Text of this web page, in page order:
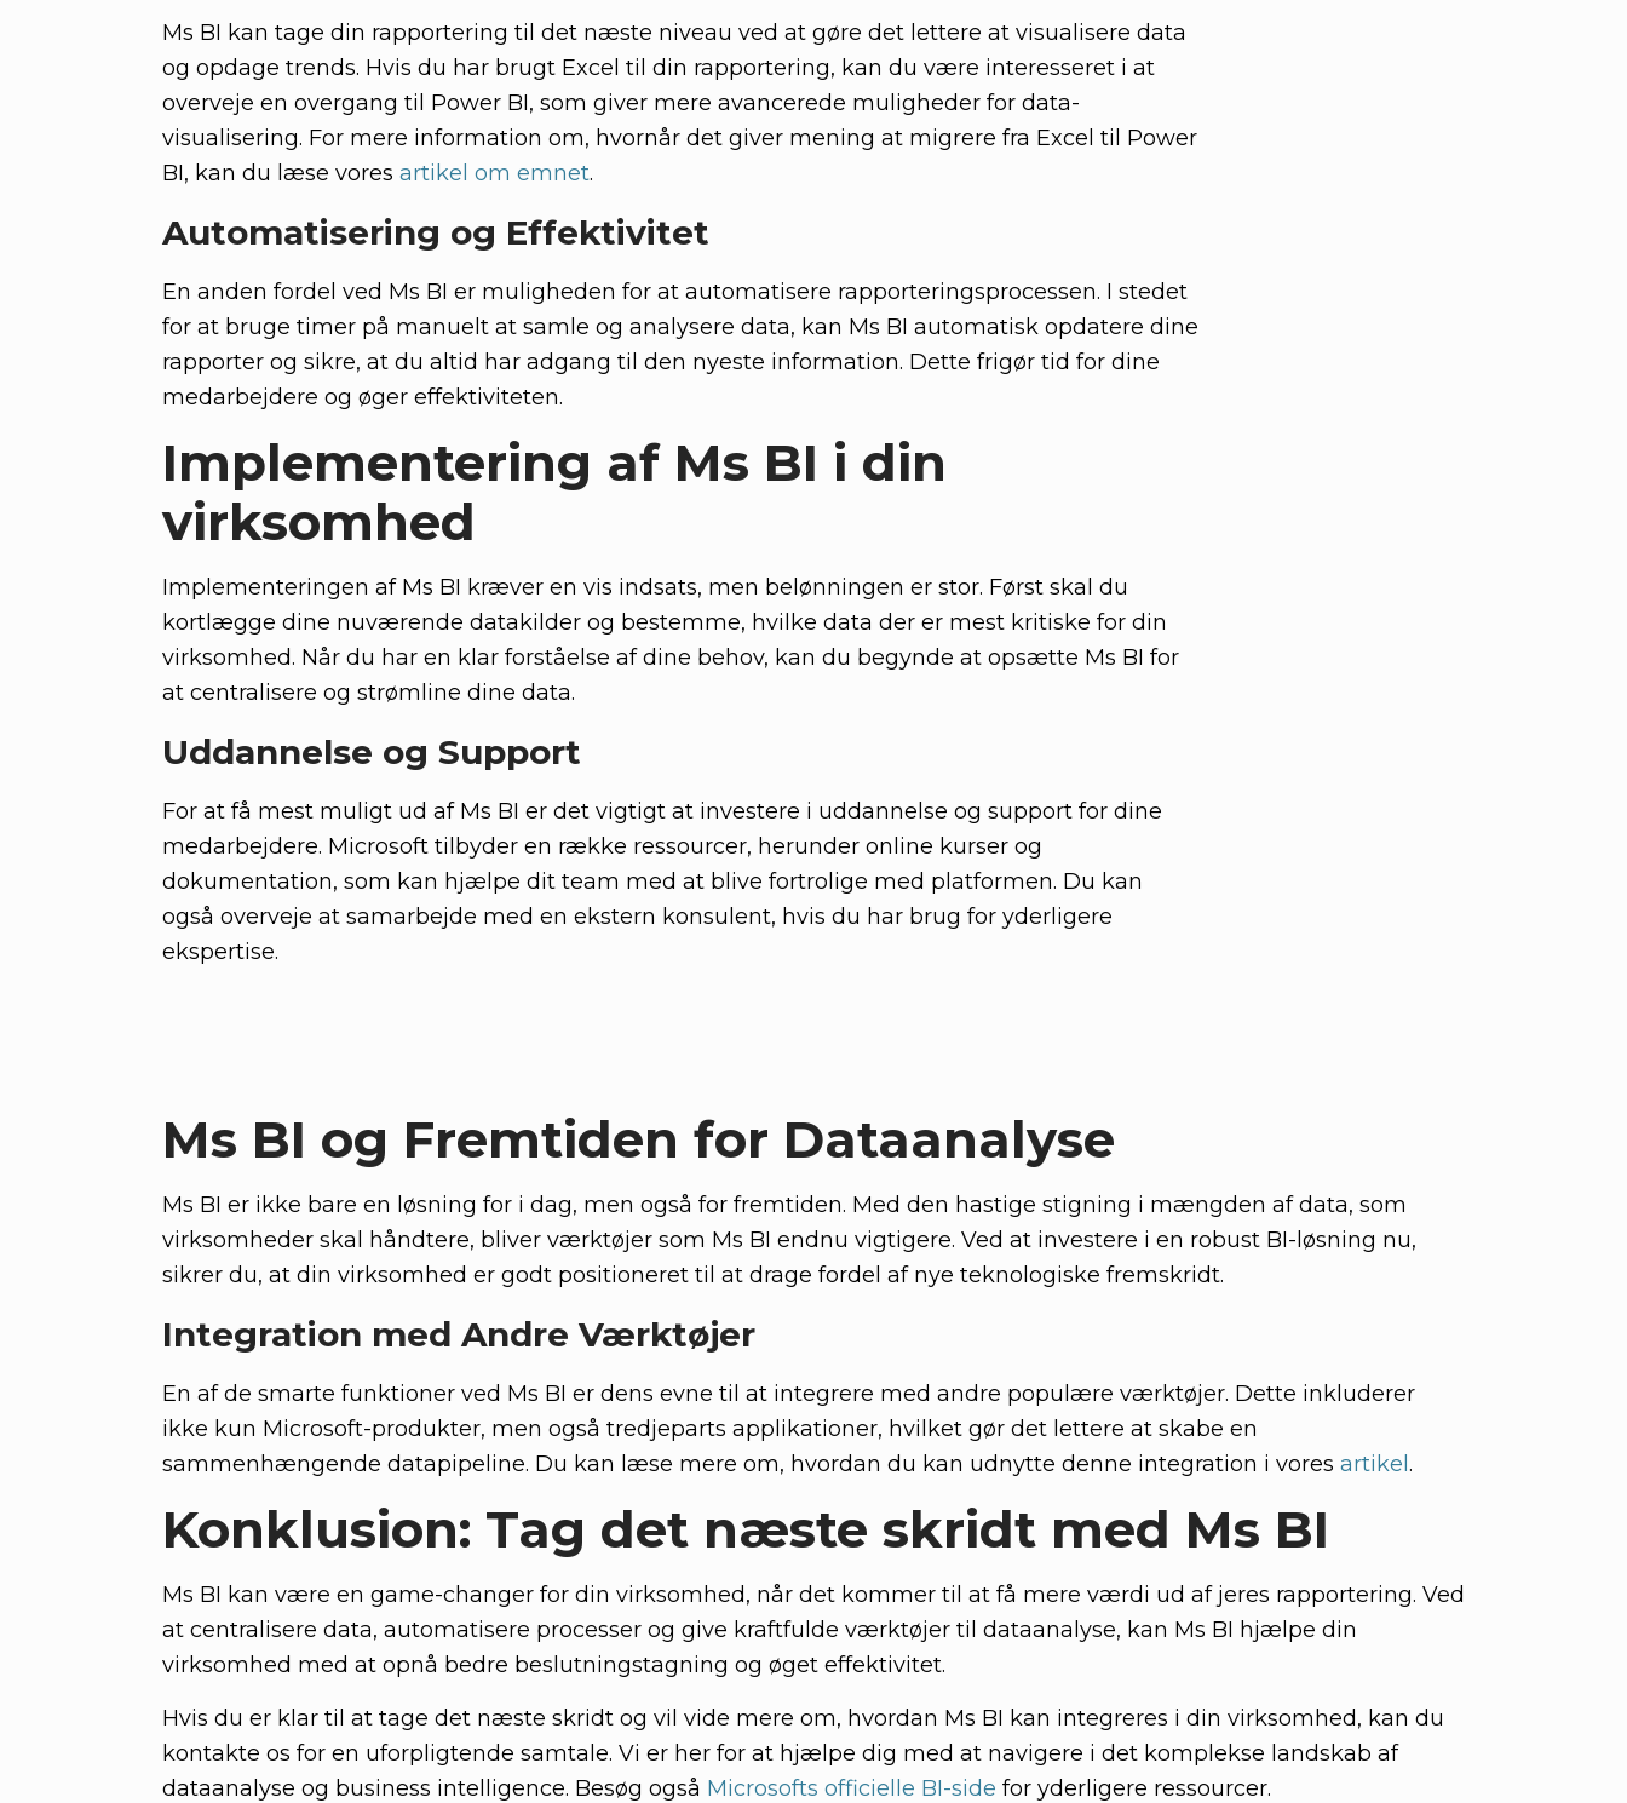
Ms BI kan tage din rapportering til det næste niveau ved at gøre det lettere at visualisere data
og opdage trends. Hvis du har brugt Excel til din rapportering, kan du være interesseret i at
overveje en overgang til Power BI, som giver mere avancerede muligheder for data-
visualisering. For mere information om, hvornår det giver mening at migrere fra Excel til Power
BI, kan du læse vores artikel om emnet.
Automatisering og Effektivitet
En anden fordel ved Ms BI er muligheden for at automatisere rapporteringsprocessen. I stedet
for at bruge timer på manuelt at samle og analysere data, kan Ms BI automatisk opdatere dine
rapporter og sikre, at du altid har adgang til den nyeste information. Dette frigør tid for dine
medarbejdere og øger effektiviteten.
Implementering af Ms BI i din
virksomhed
Implementeringen af Ms BI kræver en vis indsats, men belønningen er stor. Først skal du
kortlægge dine nuværende datakilder og bestemme, hvilke data der er mest kritiske for din
virksomhed. Når du har en klar forståelse af dine behov, kan du begynde at opsætte Ms BI for
at centralisere og strømline dine data.
Uddannelse og Support
For at få mest muligt ud af Ms BI er det vigtigt at investere i uddannelse og support for dine
medarbejdere. Microsoft tilbyder en række ressourcer, herunder online kurser og
dokumentation, som kan hjælpe dit team med at blive fortrolige med platformen. Du kan
også overveje at samarbejde med en ekstern konsulent, hvis du har brug for yderligere
ekspertise.
Ms BI og Fremtiden for Dataanalyse
Ms BI er ikke bare en løsning for i dag, men også for fremtiden. Med den hastige stigning i mængden af data, som
virksomheder skal håndtere, bliver værktøjer som Ms BI endnu vigtigere. Ved at investere i en robust BI-løsning nu,
sikrer du, at din virksomhed er godt positioneret til at drage fordel af nye teknologiske fremskridt.
Integration med Andre Værktøjer
En af de smarte funktioner ved Ms BI er dens evne til at integrere med andre populære værktøjer. Dette inkluderer
ikke kun Microsoft-produkter, men også tredjeparts applikationer, hvilket gør det lettere at skabe en
sammenhængende datapipeline. Du kan læse mere om, hvordan du kan udnytte denne integration i vores artikel .
Konklusion: Tag det næste skridt med Ms BI
Ms BI kan være en game-changer for din virksomhed, når det kommer til at få mere værdi ud af jeres rapportering. Ved
at centralisere data, automatisere processer og give kraftfulde værktøjer til dataanalyse, kan Ms BI hjælpe din
virksomhed med at opnå bedre beslutningstagning og øget effektivitet.
Hvis du er klar til at tage det næste skridt og vil vide mere om, hvordan Ms BI kan integreres i din virksomhed, kan du
kontakte os for en uforpligtende samtale. Vi er her for at hjælpe dig med at navigere i det komplekse landskab af
dataanalyse og business intelligence. Besøg også Microsofts officielle BI-side for yderligere ressourcer.